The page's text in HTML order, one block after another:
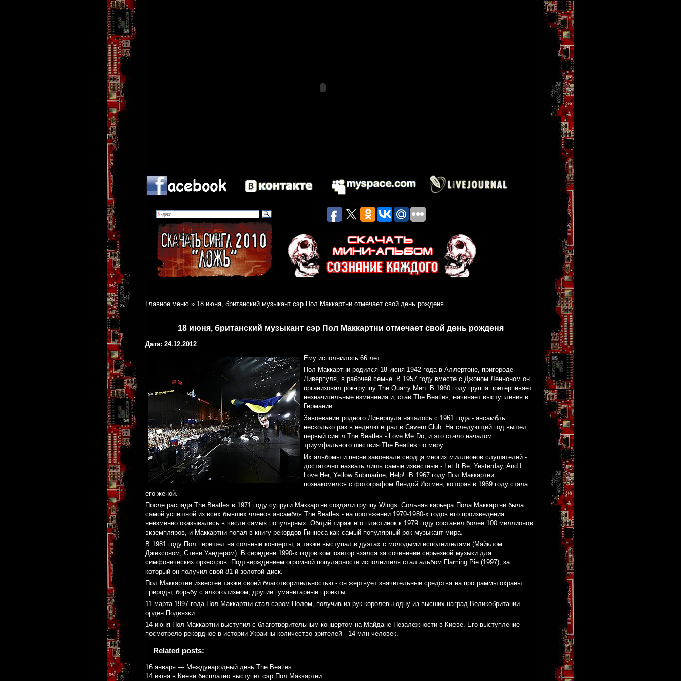
Главное меню » 18 июня, британский музыкант сэр Пол Маккартни отмечает свой день рожденя
18 июня, британский музыкант сэр Пол Маккартни отмечает свой день рожденя
Дата: 24.12.2012
Ему исполнилось 66 лет.
Пол Маккартни родился 18 июня 1942 года в Аллертоне, пригороде
Ливерпуля, в рабочей семье. В 1957 году вместе с Джоном Ленноном он
организовал рок-группу The Quarry Men. В 1960 году группа претерпевает
незначительные изменения и, став The Beatles, начинает выступления в
Германии.
Завоевание родного Ливерпуля началось с 1961 года - ансамбль
несколько раз в неделю играл в Cavern Club. На следующий год вышел
первый сингл The Beatles - Love Me Do, и это стало началом
триумфального шествия The Beatles по миру.
Их альбомы и песни завоевали сердца многих миллионов слушателей -
достаточно назвать лишь самые известные - Let It Be, Yesterday, And I
Love Her, Yellow Submarine, Help!. В 1967 году Пол Маккартни
познакомился с фотографом Линдой Истмен, которая в 1969 году стала
его женой.
После распада The Beatles в 1971 году супруги Маккартни создали группу Wings. Сольная карьера Пола Маккартни была
самой успешной из всех бывших членов ансамбля The Beatles - на протяжении 1970-1980-х годов его произведения
неизменно оказывались в числе самых популярных. Общий тираж его пластинок к 1979 году составил более 100 миллионов
экземпляров, и Маккартни попал в книгу рекордов Гиннеса как самый популярный рок-музыкант мира.
В 1981 году Пол перешел на сольные концерты, а также выступал в дуэтах с молодыми исполнителями (Майклом
Джексоном, Стиви Уандером). В середине 1990-х годов композитор взялся за сочинение серьезной музыки для
симфонических оркестров. Подтверждением огромной популярности исполнителя стал альбом Flaming Pie (1997), за
который он получил свой 81-й золотой диск.
Пол Маккартни известен также своей благотворительностью - он жертвует значительные средства на программы охраны
природы, борьбу с алкоголизмом, другие гуманитарные проекты.
11 марта 1997 года Пол Маккартни стал сэром Полом, получив из рук королевы одну из высших наград Великобритании -
орден Подвязки.
14 июня Пол Маккартни выступил с благотворительным концертом на Майдане Незалежности в Киеве. Его выступление
посмотрело рекордное в истории Украины количество зрителей - 14 млн человек.
Related posts:
16 января — Международный день The Beatles
14 июня в Киеве бесплатно выступит сэр Пол Маккартни